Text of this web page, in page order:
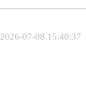
2026-07-08 15:40:37